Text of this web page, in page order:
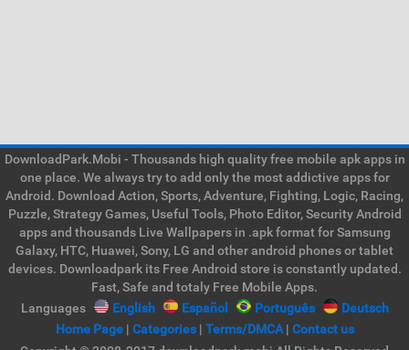
DownloadPark.Mobi - Thousands high quality free mobile apk apps in
one place. We always try to add only the most addictive apps for
Android. Download Action, Sports, Adventure, Fighting, Logic, Racing,
Puzzle, Strategy Games, Useful Tools, Photo Editor, Security Android
apps and thousands Live Wallpapers in .apk format for Samsung
Galaxy, HTC, Huawei, Sony, LG and other android phones or tablet
devices. Downloadpark its Free Android store is constantly updated.
Fast, Safe and totaly Free Mobile Apps.
Languages
English Español Português
Deutsch
Home Page| Categories| Terms/DMCA| Contact us